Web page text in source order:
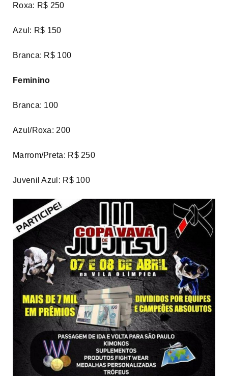
Roxa: R$ 250
Azul: R$ 150
Branca: R$ 100
Feminino
Branca: 100
Azul/Roxa: 200
Marrom/Preta: R$ 250
Juvenil Azul: R$ 100